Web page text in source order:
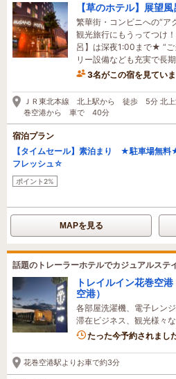
【草のホテル】展望
繁華街・コンビニへの“ア
観光旅行にもうってつけ
呂】は深夜1:00まで★ “ご
リー設備なども充実で長
3名がこの宿を見てい
12分前に予約されまし
ＪＲ東北本線 北上駅から 徒歩 5分 北
巻空港から 車で 40分
宿泊プラン
【タイムセール】素泊まり ★駐車場無
フレッシュ☆
ポイント2%
MAPを見る
話題のトレーラーホテルでカジュアルステ
トレイルイン花巻空
空港）
各部屋洗濯機、電子レン
滞在ビジネス、観光様々
たった今予約されまし
花巻空港駅よりお車で約3分